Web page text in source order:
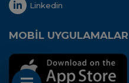
Linkedin
MOBİL UYGULAMALAR